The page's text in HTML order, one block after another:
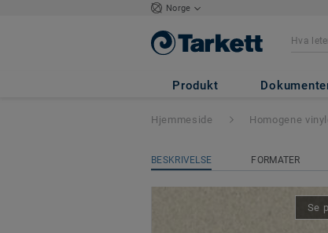
Norge
Produkt
iQ Granit -
Hjemmeside Homogene
BESKRIVELSE FORMATER
Se